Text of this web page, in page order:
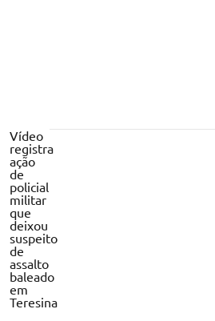
Vídeo
registra
ação
de
policial
militar
que
deixou
suspeito
de
assalto
baleado
em
Teresina